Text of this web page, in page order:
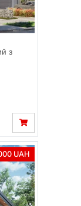
з
UAH